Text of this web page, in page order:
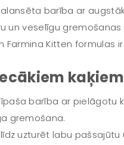
barība ar
un veselīgu gremošanas
Farmina Kitten formulas
kaķiem
barība ar
gremošana.
uzturēt labu